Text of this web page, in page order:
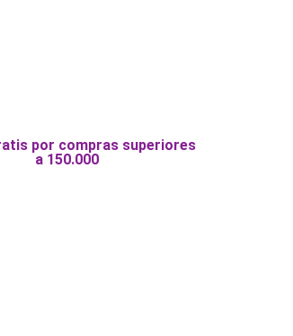
por compras superiores
a 150.000